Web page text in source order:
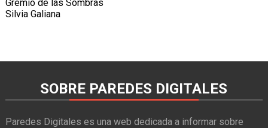
Gremio de las Sombras
Silvia Galiana
SOBRE PAREDES DIGITALES
Paredes Digitales es una web dedicada a informar sobre